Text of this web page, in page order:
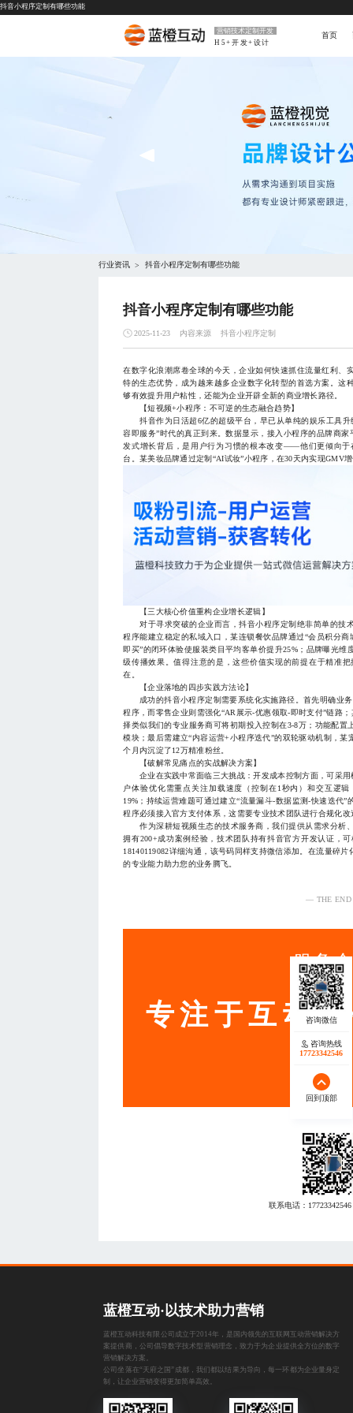
抖音小程序定制有哪些功能
营销技术定制开发
H5+开发+设计
首页
行业资讯 > 抖音小程序定制有哪些功能
抖音小程序定制有哪些功能
2025-11-23 内容来源 抖音小程序定制
在数字化浪潮席卷全球的今天，企业如何快速抓住流量红利、
特的生态优势，成为越来越多企业数字化转型的首选方案。这
够有效提升用户粘性，还能为企业开辟全新的商业增长路径。
【短视频+小程序：不可逆的生态融合趋势】
抖音作为日活超6亿的超级平台，早已从单纯的娱乐工具升
容即服务”时代的真正到来。数据显示，接入小程序的品牌商
发式增长背后，是用户行为习惯的根本改变——他们更倾向
台。某美妆品牌通过定制“AI试妆”小程序，在30天内实现GMV
【三大核心价值重构企业增长逻辑】
对于寻求突破的企业而言，抖音小程序定制绝非简单的技
程序能建立稳定的私域入口，某连锁餐饮品牌通过“会员积分
即买”的闭环体验使服装类目平均客单价提升25%；品牌曝光
级传播效果。值得注意的是，这些价值实现的前提在于精准
在。
【企业落地的四步实践方法论】
成功的抖音小程序定制需要系统化实施路径。首先明确业务
程序，而零售企业则需强化“AR展示-优惠领取-即时支付”链路
择类似我们的专业服务商可将初期投入控制在3-8万；功能配
模块；最后需建立“内容运营+小程序迭代”的双轮驱动机制，
个月内沉淀了12万精准粉丝。
【破解常见痛点的实战解决方案】
企业在实践中常面临三大挑战：开发成本控制方面，可采用
户体验优化需重点关注加载速度（控制在1秒内）和交互逻
19%；持续运营难题可通过建立“流量漏斗-数据监测-快速迭代
程序必须接入官方支付体系，这需要专业技术团队进行合规化改
作为深耕短视频生态的技术服务商，我们提供从需求分析
拥有200+成功案例经验，技术团队持有抖音官方开发认证，
18140119082详细沟通，该号码同样支持微信添加。在流量碎
的专业能力助力您的业务腾飞。
— THE
服务
专注于互动
联系电话： 17723342546
咨询热线
17723342546
回到顶部
蓝橙互动·以技术助力营销
蓝橙互动科技有限公司成立于2014年，是国内领先的互联网互动营销解决方
案提供商，公司倡导数字技术型营销理念，致力于为企业提供全方位的数字
营销解决方案。
公司坐落在“天府之国”成都，我们都以结果为导向，每一环都为企业量身定
制，让企业营销变得更加简单高效。